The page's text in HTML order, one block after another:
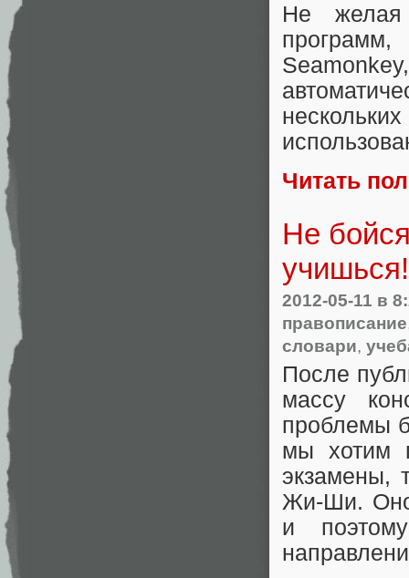
Не желая
Читать
Не
учишься!
2012-05-11 в
правописание
словари,
После
массу
проблемы
мы хотим
экзамены,
Жи-Ши. Оно
и